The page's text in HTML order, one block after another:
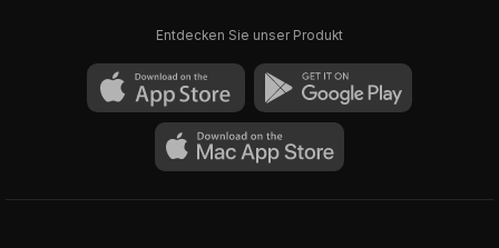
Entdecken Sie unser Produkt